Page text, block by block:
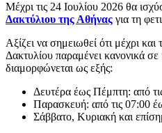
Μέχρι τις 24 Ιουλίου 2026 θα
Δακτύλιου της Αθήνας για τη
Αξίζει να σημειωθεί ότι μέχρι και
Δακτυλίου παραμένει κανονικά
διαμορφώνεται ως εξής:
Δευτέρα έως Πέμπτη: από
Παρασκευή: από τις 07:00
Σάββατο, Κυριακή και